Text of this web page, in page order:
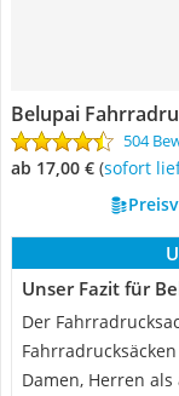
Belupai
504
ab 17,00 € ( Sofort
Unser Fazit für
Der
Damen, Herren